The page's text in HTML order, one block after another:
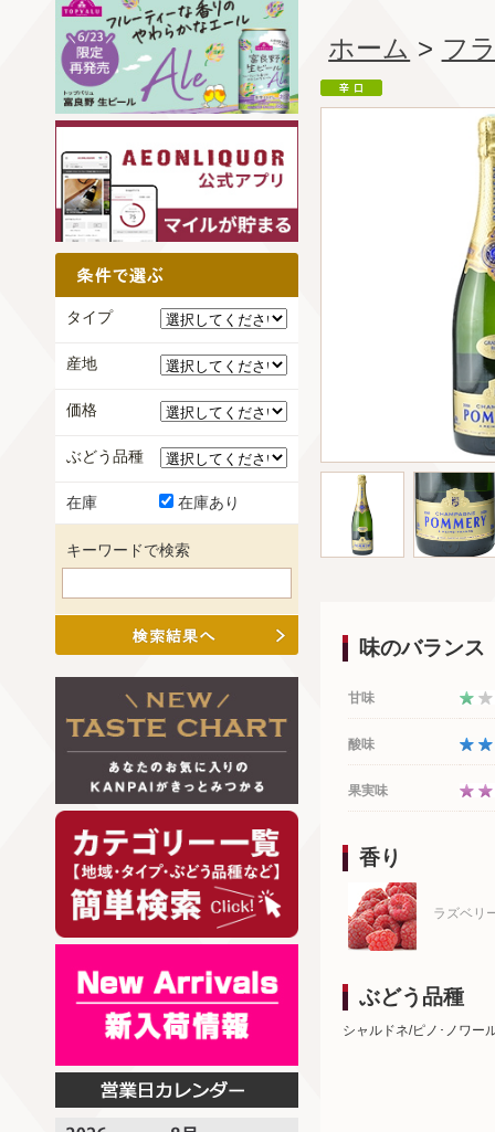
ホーム > フ
味のバランス
甘味
酸味
果実味
香り
ラズベリ
ぶどう品種
シャルドネ/ピノ･ノワー
タイプ
産地
価格
ぶどう品種
在庫 在庫あり
キーワードで検索